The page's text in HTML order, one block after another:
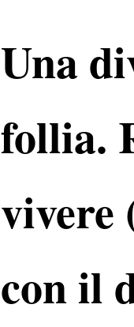
Una
follia.
vivere
con il